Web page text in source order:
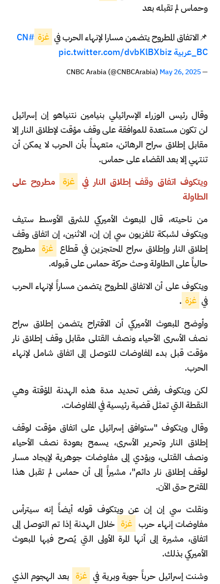
وحماس لم تقبله بعد
📌الاتفاق المطروح يتضمن مسارا لإنهاء الحرب في غزة
#CN
BC_عربية
pic.twitter.com/dvbKlBXbiz
— CNBC Arabia (@CNBCArabia)
May 26, 2025
وقال رئيس الوزراء الإسرائيلي بنيامين نتنياهو إن إسرائيل
لن تكون مستعدة للموافقة على وقف مؤقت لإطلاق النار إلا
مقابل إطلاق سراح الرهائن، متعهداً بأن الحرب لا يمكن أن
تنتهي إلا بعد القضاء على حماس.
ويتكوف اتفاق وقف إطلاق النار في غزة مطروح على
الطاولة
من ناحيته، قال المبعوث الأميركي للشرق الأوسط ستيف
ويتكوف لشبكة تلفزيون سي إن إن، الاثنين، إن اتفاق وقف
إطلاق النار وإطلاق سراح المحتجزين في قطاع غزة مطروح
حالياً على الطاولة وحث حركة حماس على قبوله.
ويتكوف على أن الاتفاق المطروح يتضمن مساراً لإنهاء الحرب
في غزة .
وأوضح المبعوث الأميركي أن الاقتراح يتضمن إطلاق سراح
نصف الأسرى الأحياء ونصف القتلى مقابل وقف إطلاق نار
مؤقت قبل بدء المفاوضات للتوصل إلى اتفاق شامل لإنهاء
الحرب.
لكن ويتكوف رفض تحديد مدة هذه الهدنة المؤقتة وهي
النقطة التي تمثل قضية رئيسية في المفاوضات.
وقال ويتكوف "ستوافق إسرائيل على اتفاق مؤقت لوقف
إطلاق النار وتحرير الأسرى، يسمح بعودة نصف الأحياء
ونصف القتلى، ويؤدي إلى مفاوضات جوهرية لإيجاد مسار
لوقف إطلاق نار دائم"، مشيراً إلى أن حماس لم تقبل هذا
المقترح حتى الآن.
ونقلت سي إن إن عن ويتكوف قوله أيضاً إنه سيترأس
مفاوضات إنهاء حرب غزة خلال الهدنة إذا تم التوصل إلى
اتفاق، مشيرة إلى أنها المرة الأولى التي يُصرح فيها المبعوث
الأميركي بذلك.
وشنت إسرائيل حرباً جوية وبرية في غزة بعد الهجوم الذي